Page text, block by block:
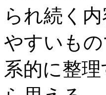
られ続く
やすいも
系的に整